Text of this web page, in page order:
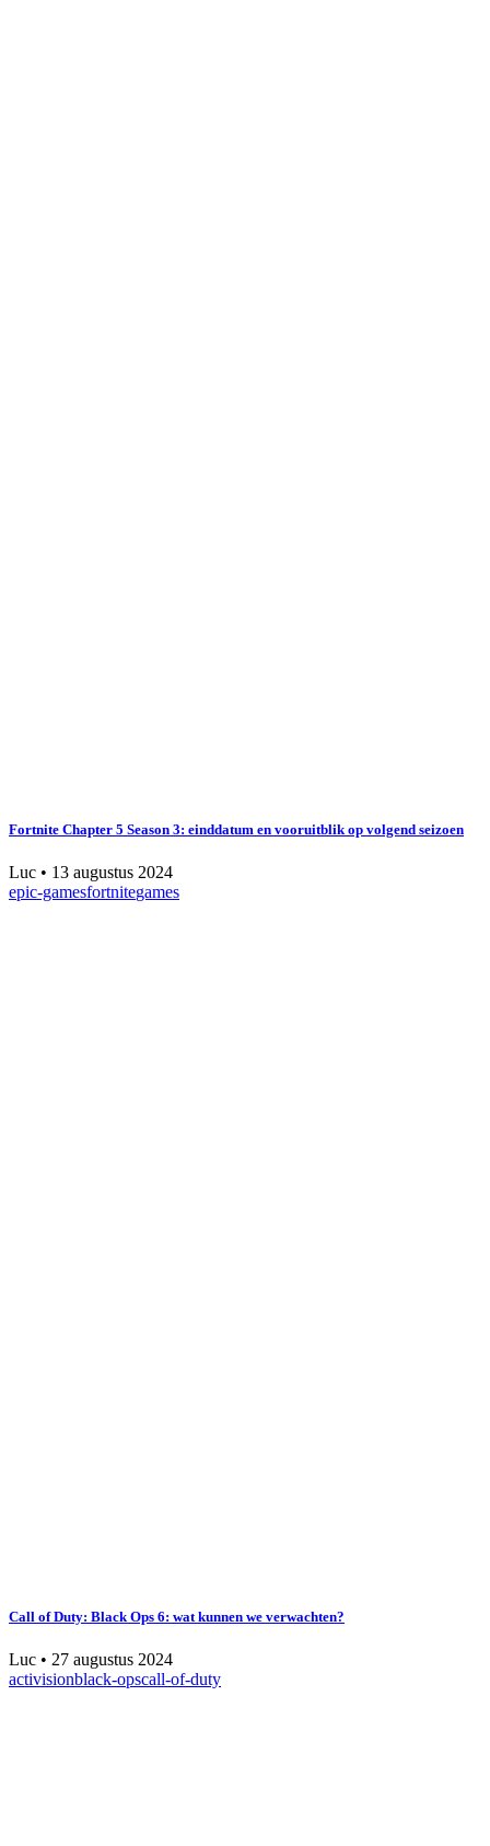
Fortnite Chapter 5 Season 3: einddatum en vooruitblik op volgend seizoen
Luc • 13 augustus 2024
epic-gamesfortnitegames
Call of Duty: Black Ops 6: wat kunnen we verwachten?
Luc • 27 augustus 2024
activisionblack-opscall-of-duty